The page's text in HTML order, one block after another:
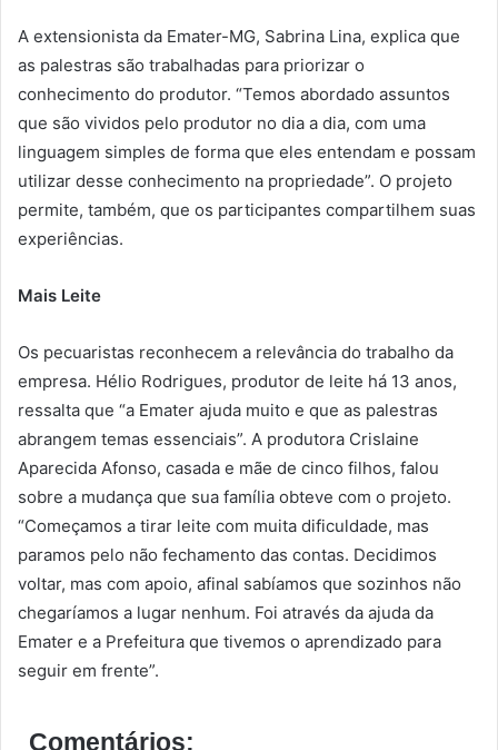
A extensionista da Emater-MG, Sabrina Lina, explica que
as palestras são trabalhadas para priorizar o
conhecimento do produtor. “Temos abordado assuntos
que são vividos pelo produtor no dia a dia, com uma
linguagem simples de forma que eles entendam e possam
utilizar desse conhecimento na propriedade”. O projeto
permite, também, que os participantes compartilhem suas
experiências.
Mais Leite
Os pecuaristas reconhecem a relevância do trabalho da
empresa. Hélio Rodrigues, produtor de leite há 13 anos,
ressalta que “a Emater ajuda muito e que as palestras
abrangem temas essenciais”. A produtora Crislaine
Aparecida Afonso, casada e mãe de cinco filhos, falou
sobre a mudança que sua família obteve com o projeto.
“Começamos a tirar leite com muita dificuldade, mas
paramos pelo não fechamento das contas. Decidimos
voltar, mas com apoio, afinal sabíamos que sozinhos não
chegaríamos a lugar nenhum. Foi através da ajuda da
Emater e a Prefeitura que tivemos o aprendizado para
seguir em frente”.
Comentários: